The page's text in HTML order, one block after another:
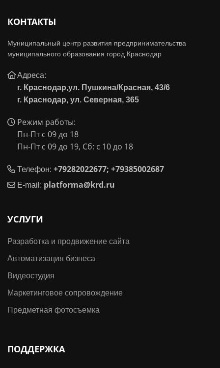
КОНТАКТЫ
Муниципальный центр развития предпринимательства
муниципального образования город Краснодар
Адреса:
г. Краснодар,ул. Пушкина/Красная, 43/6
г. Краснодар, ул. Северная, 365
Режим работы:
Пн-Пт с 09 до 18
Пн-Пт с 09 до 19, Сб: с 10 до 18
Телефон: +79282022677; +79385002687
E-mail: platforma@krd.ru
УСЛУГИ
Разработка и продвижение сайта
Автоматизация бизнеса
Видеостудия
Маркетинговое сопровождение
Предметная фотосъемка
ПОДДЕРЖКА